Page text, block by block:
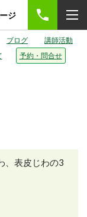
ジ
ブログ
講師活動
予約・問合せ
、表皮じわの3